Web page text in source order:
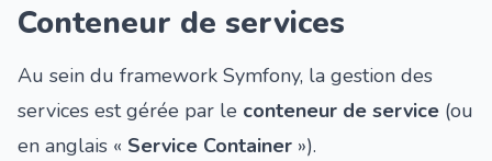
Conteneur de services
Au sein du framework Symfony, la gestion des
services est gérée par le conteneur de service (ou
en anglais « Service Container »).